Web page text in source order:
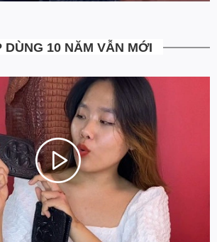
từ 500k đều được Ovenis hỗ trợ giao hàng
khách cũ với ưu đãi riêng, free ship đơn
Tốt Nhất?
ưu chi phí như không phân phối qua
hàng để giảm chi phí vận hành (hàng sản
và vận chuyển trực tiếp tới tay người sử
cải thiện chất lượng sản phẩm và nâng cao
hàng.
DÙNG 10 NĂM VẪN MỚI